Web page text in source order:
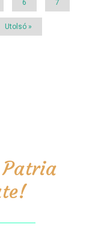
Page
6 Page
7
Utolsó
Utolsó »
Patria